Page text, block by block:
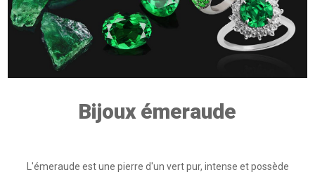
Bijoux émeraude
L'émeraude est une pierre d'un vert pur, intense et possède